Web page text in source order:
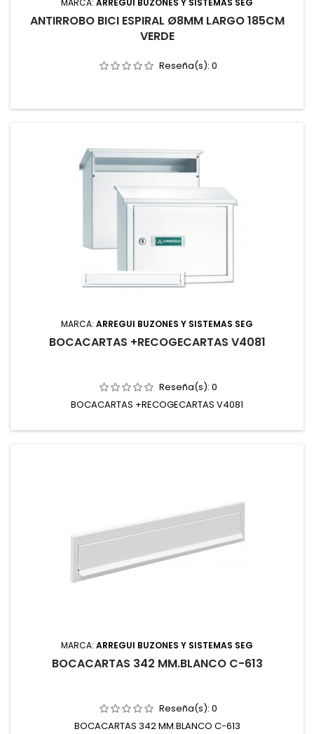
MARCA: ARREGUI BUZONES Y SISTEMAS SEG
ANTIRROBO BICI ESPIRAL Ø8MM LARGO 185CM
VERDE
Reseña(s): 0
MARCA: ARREGUI BUZONES Y SISTEMAS SEG
BOCACARTAS +RECOGECARTAS V4081
Reseña(s): 0
BOCACARTAS +RECOGECARTAS V4081
MARCA: ARREGUI BUZONES Y SISTEMAS SEG
BOCACARTAS 342 MM.BLANCO C-613
Reseña(s): 0
BOCACARTAS 342 MM.BLANCO C-613